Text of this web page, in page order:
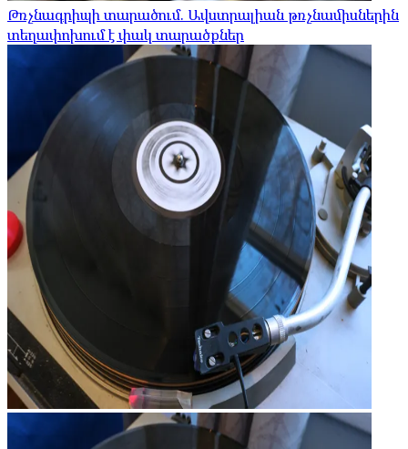
Թռչնագրիպի տարածում. Ավստրալիան թռչնամիսներին
տեղափոխում է փակ տարածքներ